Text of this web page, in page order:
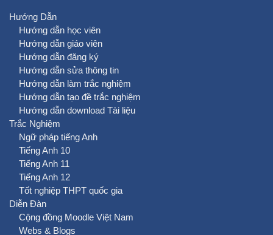
Hướng Dẫn
Hướng dẫn học viên
Hướng dẫn giáo viên
Hướng dẫn đăng ký
Hướng dẫn sửa thông tin
Hướng dẫn làm trắc nghiệm
Hướng dẫn tạo đề trắc nghiệm
Hướng dẫn download Tài liệu
Trắc Nghiệm
Ngữ pháp tiếng Anh
Tiếng Anh 10
Tiếng Anh 11
Tiếng Anh 12
Tốt nghiệp THPT quốc gia
Diễn Đàn
Cộng đồng Moodle Việt Nam
Webs & Blogs